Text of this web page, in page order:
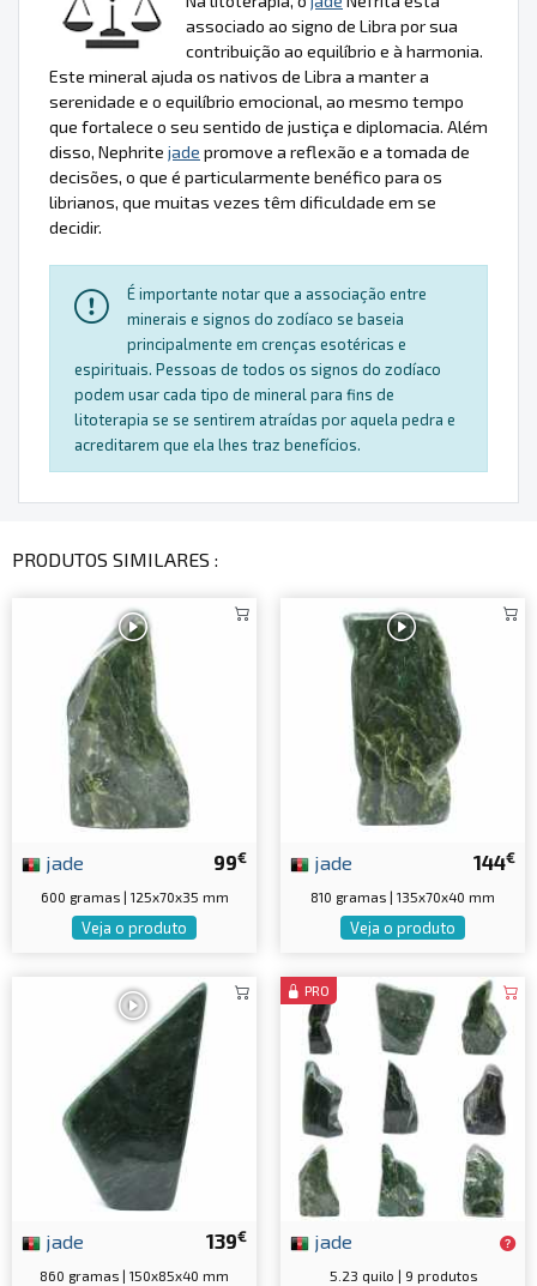
associado ao signo de Libra por sua
contribuição ao equilíbrio e à harmonia.
Este mineral ajuda os nativos de Libra a manter a
serenidade e o equilíbrio emocional, ao mesmo tempo
que fortalece o seu sentido de justiça e diplomacia. Além
disso, Nephrite jade promove a reflexão e a tomada de
decisões, o que é particularmente benéfico para os
librianos, que muitas vezes têm dificuldade em se
decidir.
É importante notar que a associação entre
minerais e signos do zodíaco se baseia
principalmente em crenças esotéricas e
espirituais. Pessoas de todos os signos do zodíaco
podem usar cada tipo de mineral para fins de
litoterapia se se sentirem atraídas por aquela pedra e
acreditarem que ela lhes traz benefícios.
PRODUTOS SIMILARES :
99€
jade
600 gramas | 125x70x35 mm
Veja o produto
144€
jade
810 gramas | 135x70x40 mm
Veja o produto
139€
jade
860 gramas | 150x85x40 mm
PRO
jade
5.23 quilo | 9 produtos